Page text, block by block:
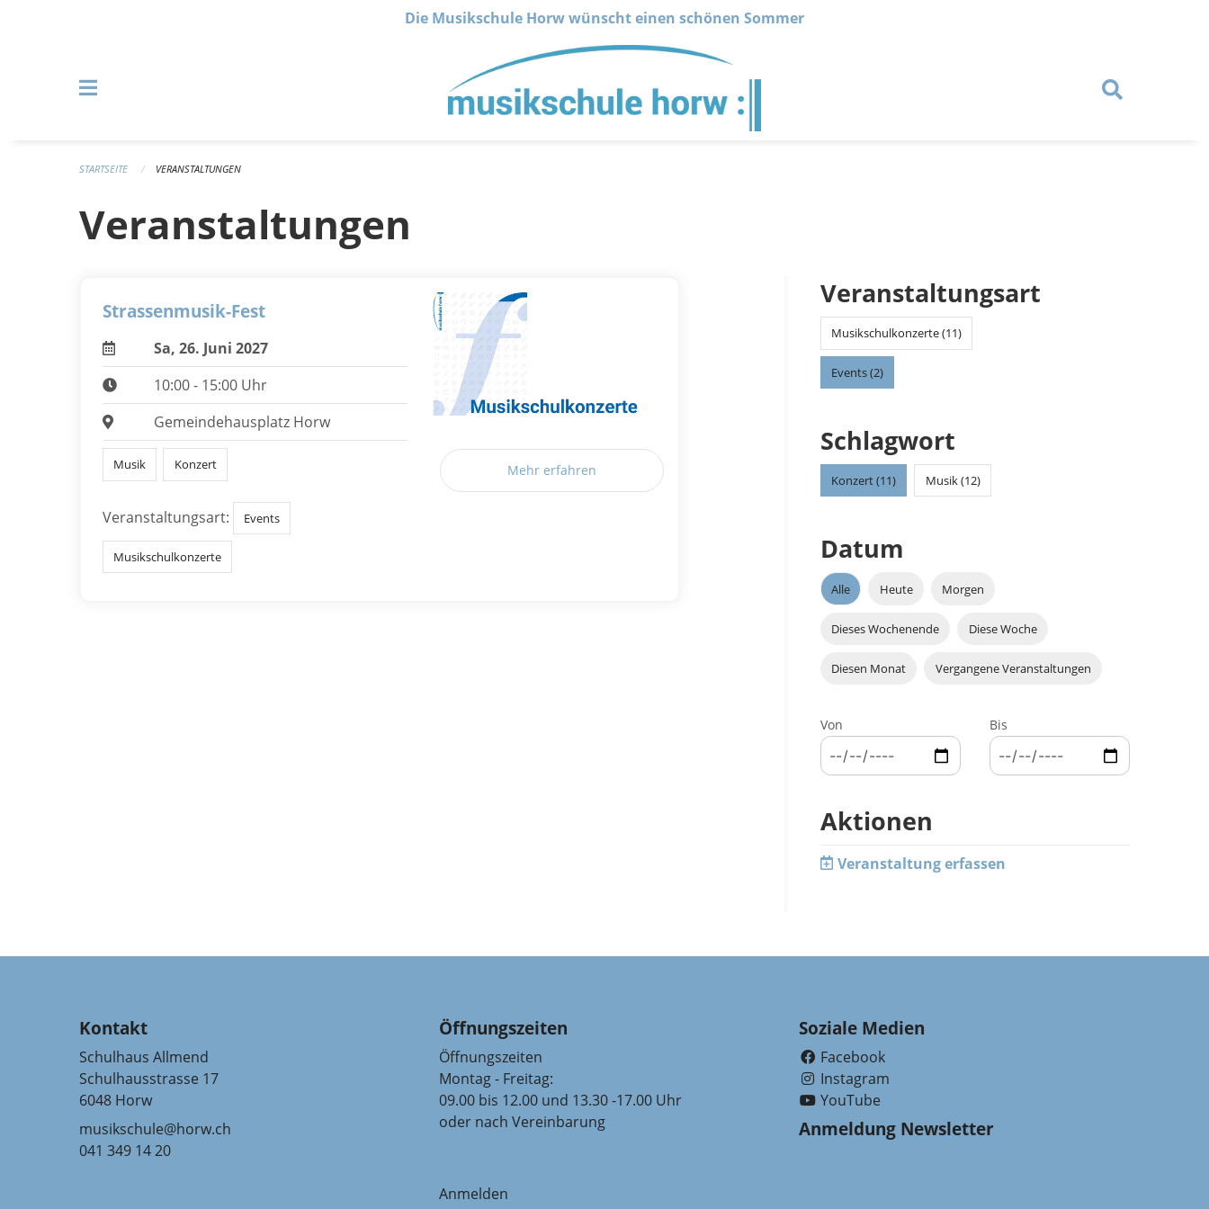
Die Musikschule Horw wünscht einen schönen Sommer
STARTSEITE VERANSTALTUNGEN
Veranstaltungen
Strassenmusik-Fest
Sa, 26. Juni 2027
10:00 - 15:00 Uhr
Gemeindehausplatz Horw
Musik Konzert
Veranstaltungsart: Events
Musikschulkonzerte
Mehr erfahren
Veranstaltungsart
Musikschulkonzerte (11)
Events (2)
Schlagwort
Konzert (11) Musik (12)
Datum
Alle Heute Morgen
Dieses Wochenende Diese Woche
Diesen Monat Vergangene Veranstaltungen
Von Bis
Aktionen
Veranstaltung erfassen
Kontakt
Schulhaus Allmend
Schulhausstrasse 17
6048 Horw
musikschule@horw.ch
041 349 14 20
Öffnungszeiten
Öffnungszeiten
Montag - Freitag:
09.00 bis 12.00 und 13.30 -17.00 Uhr
oder nach Vereinbarung
Soziale Medien
Facebook
Instagram
YouTube
Anmeldung Newsletter
Anmelden